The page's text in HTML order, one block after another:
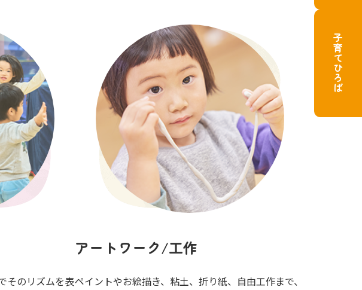
そのリズムを表
アートワーク/工作
ペイントやお絵描き、粘土、折り紙、自由工作まで、
子育てひろば